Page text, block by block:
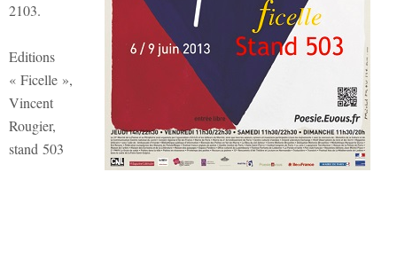
2103.
Editions
« Ficelle »,
Vincent
Rougier,
stand 503